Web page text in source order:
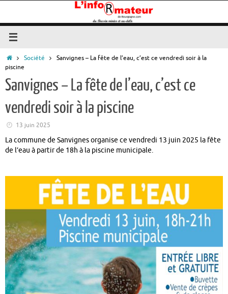
contenu
Accueil
Société
Sanvignes – La fête de l’eau, c’est ce vendredi soir à la
piscine
Sanvignes – La fête de l’eau, c’est ce
vendredi soir à la piscine
13 juin 2025
La commune de Sanvignes organise ce vendredi 13 juin 2025 la fête
de l’eau à partir de 18h à la piscine municipale.